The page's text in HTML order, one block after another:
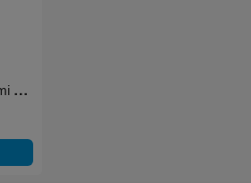
TV
33-